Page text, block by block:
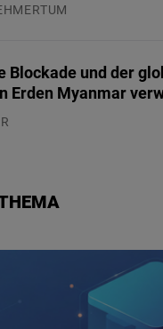
Blockade und der
Erden Myanmar